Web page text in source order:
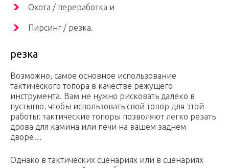
Охота / переработка и
Пирсинг / резка.
резка
Возможно, самое основное использование
тактического топора в качестве режущего
инструмента. Вам не нужно рисковать далеко в
пустыню, чтобы использовать свой топор для этой
работы: тактические топоры позволяют легко резать
дрова для камина или печи на вашем заднем
дворе…
Однако в тактических сценариях или в сценариях